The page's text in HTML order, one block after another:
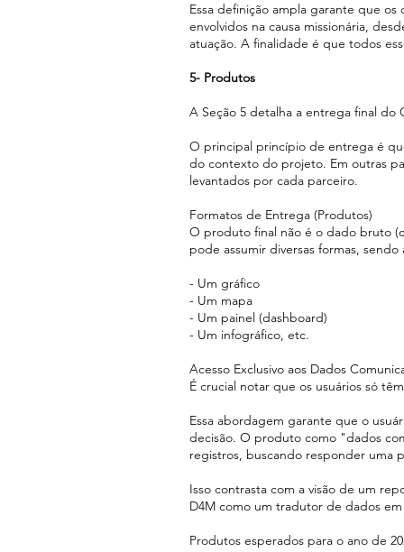
Essa definição ampla garante que
envolvidos na causa missionária,
atuação. A finalidade é que todos
5- Produtos
A Seção 5 detalha a entrega final do
O principal princípio de entrega é
do contexto do projeto. Em outras
levantados por cada parceiro.
Formatos de Entrega (Produtos)
O produto final não é o dado bruto
pode assumir diversas formas, sendo
- Um gráfico
- Um mapa
- Um painel (dashboard)
- Um infográfico, etc.
Acesso Exclusivo aos Dados
É crucial notar que os usuários só
Essa abordagem garante que o
decisão. O produto como "dados
registros, buscando responder uma
Isso contrasta com a visão de um
D4M como um tradutor de dados
Produtos esperados para o ano de